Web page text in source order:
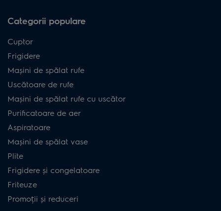
Categorii populare
Cuptor
Frigidere
Mașini de spălat rufe
Uscătoare de rufe
Mașini de spălat rufe cu uscător
Purificatoare de aer
Aspiratoare
Mașini de spălat vase
Plite
Frigidere și congelatoare
Friteuze
Promoții și reduceri